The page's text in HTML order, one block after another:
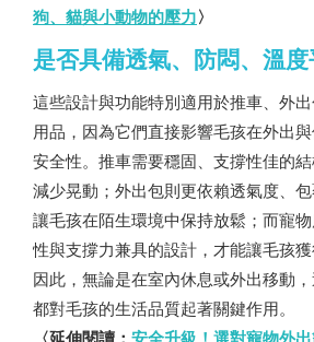
狗、貓與小動物的壓力〉
是否具備透氣、防悶、溫度
這些設計與功能特別適用於推車、外
用品，因為它們直接影響毛孩在外出
安全性。推車需要穩固、支撐性佳的
減少晃動；外出包則更依賴透氣度、包
讓毛孩在陌生環境中保持放鬆；而寵
性與支撐力兼具的設計，才能讓毛孩獲
因此，無論是在室內休息或外出移動
都對毛孩的生活品質起著關鍵作用。